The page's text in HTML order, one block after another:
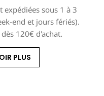
expédiées sous 1 à 3
end et jours fériés).
120€ d'achat.
PLUS